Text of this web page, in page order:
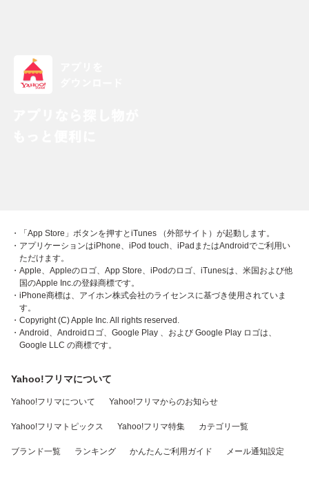
・「App Store」ボタンを押すとiTunes （外部サイト）が起動します。
・アプリケーションはiPhone、iPod touch、iPadまたはAndroidでご利用い
ただけます。
・Apple、Appleのロゴ、App Store、iPodのロゴ、iTunesは、米国および他
国のApple Inc.の登録商標です。
・iPhone商標は、アイホン株式会社のライセンスに基づき使用されていま
す。
・Copyright (C) Apple Inc. All rights reserved.
・Android、Androidロゴ、Google Play 、および Google Play ロゴは、
Google LLC の商標です。
Yahoo!フリマについて
Yahoo!フリマについて Yahoo!フリマからのお知らせ
Yahoo!フリマトピックス Yahoo!フリマ特集 カテゴリ一覧
ブランド一覧 ランキング かんたんご利用ガイド メール通知設定